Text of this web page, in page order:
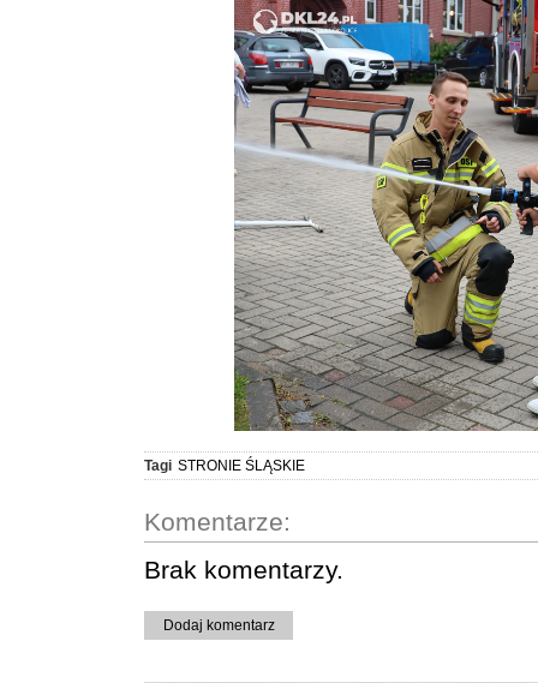
Tagi STRONIE ŚLĄSKIE
Komentarze:
Brak komentarzy.
Dodaj komentarz